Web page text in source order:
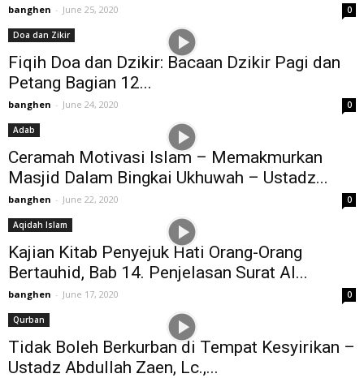
banghen - June 25, 2020 0
Doa dan Zikir
Fiqih Doa dan Dzikir: Bacaan Dzikir Pagi dan
Petang Bagian 12...
banghen - June 24, 2020 0
Adab
Ceramah Motivasi Islam – Memakmurkan
Masjid Dalam Bingkai Ukhuwah – Ustadz...
banghen - June 22, 2020 0
Aqidah Islam
Kajian Kitab Penyejuk Hati Orang-Orang
Bertauhid, Bab 14. Penjelasan Surat Al...
banghen - June 17, 2020 0
Qurban
Tidak Boleh Berkurban di Tempat Kesyirikan –
Ustadz Abdullah Zaen, Lc.,...